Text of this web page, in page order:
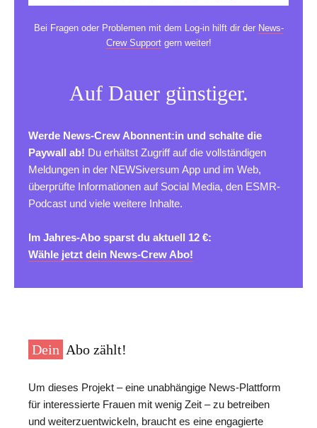
Bei Fragen oder Problemen mit dem Log-in hilft dir der News-
Crew Supportgern weiter!
Auf Dauer günstiger.
Werde News-Crew Abonnent:in und schalte die
Paywall ab! Du erhältst Zugriff auf die vollständigen
Meldungen in der NEWSiversum App und im Web,
überprüfte Informationen auf Social Media, den ESMR-
Podcast und viele weitere Inhalte.
Im Jahres-Abo sparst du aktuell 12 €:
Wähle jetzt dein News-Crew Abo!
Dein Abo zählt!
Um dieses Projekt – eine unabhängige News-Plattform
für interessierte Frauen mit wenig Zeit – zu betreiben
und weiterzuentwickeln, braucht es eine engagierte